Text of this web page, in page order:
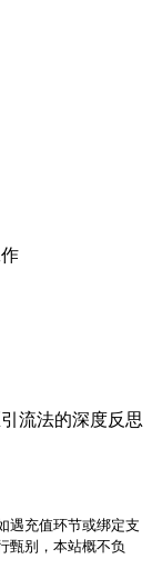
流法的深度反思
遇充值环节或绑定支
甄别，本站概不负